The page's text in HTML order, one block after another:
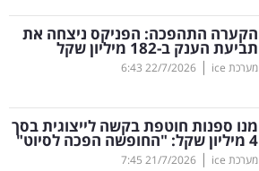
הקערה התהפכה: הפניקס ניצחה את
תביעת הענק ב-182 מיליון שקל
מערכת ice |
22/7/2026
6:43
מנו ספנות חוטפת בקשה לייצוגית בסך
4 מיליון שקל: "החופשה הפכה לסיוט"
מערכת ice |
21/7/2026
7:45